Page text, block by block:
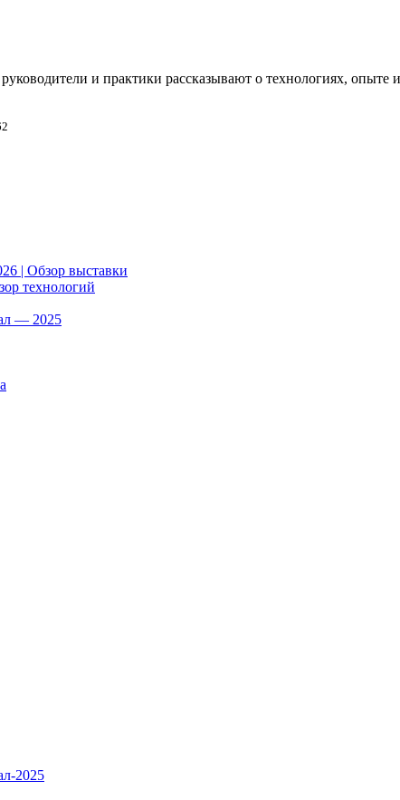
и практики рассказывают о технологиях,
| Обзор выставки
технологий
— 2025
2025